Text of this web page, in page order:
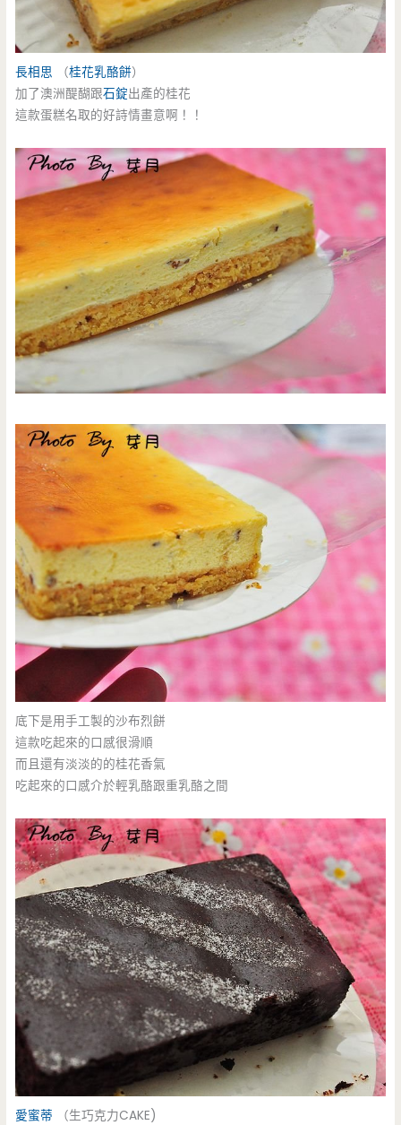
長相思 （桂花乳酪餅）
加了澳洲醍醐跟石錠出產的桂花
這款蛋糕名取的好詩情畫意啊！！
底下是用手工製的沙布烈餅
這款吃起來的口感很滑順
而且還有淡淡的的桂花香氣
吃起來的口感介於輕乳酪跟重乳酪之間
愛蜜蒂 （生巧克力CAKE)